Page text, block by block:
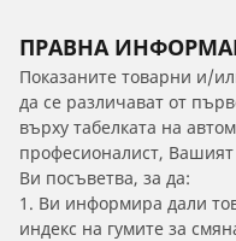
ПРАВНА
Показаните товарни и/
да се различават от
върху табелката на
професионалист,
Ви посъветва, за да:
1. Ви информира дали
индекс на гумите за